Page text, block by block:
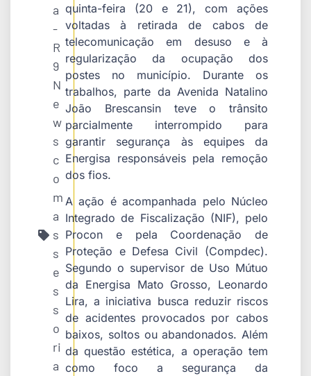
a
-
R
9
N
e
w
s
c
o
m
a
s
s
e
s
s
o
ri
a
quinta-feira (20 e 21), com ações
voltadas à retirada de cabos de
telecomunicação em desuso e à
regularização da ocupação dos
postes no município. Durante os
trabalhos, parte da Avenida Natalino
João Brescansin teve o trânsito
parcialmente interrompido para
garantir segurança às equipes da
Energisa responsáveis pela remoção
dos fios.
A ação é acompanhada pelo Núcleo
Integrado de Fiscalização (NIF), pelo
Procon e pela Coordenação de
Proteção e Defesa Civil (Compdec).
Segundo o supervisor de Uso Mútuo
da Energisa Mato Grosso, Leonardo
Lira, a iniciativa busca reduzir riscos
de acidentes provocados por cabos
baixos, soltos ou abandonados. Além
da questão estética, a operação tem
como foco a segurança da